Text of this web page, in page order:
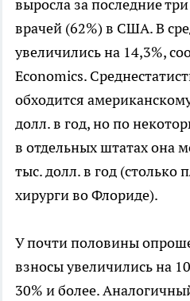
выросла за последние
врачей (62%) в США. В
увеличились на 14,3%,
Economics.
обходится
долл. в год, но по
в отдельных штатах она
тыс. долл. в год (столько
хирурги во Флориде).
У почти половины
взносы увеличились на
30% и более.